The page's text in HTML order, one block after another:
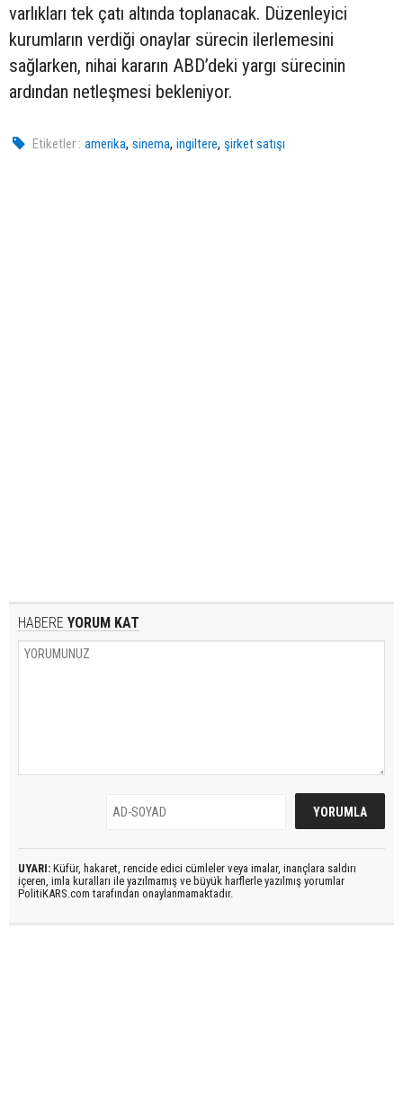
varlıkları tek çatı altında toplanacak. Düzenleyici
kurumların verdiği onaylar sürecin ilerlemesini
sağlarken, nihai kararın ABD’deki yargı sürecinin
ardından netleşmesi bekleniyor.
Etiketler : amerika,sinema,ingiltere,şirket satışı
HABERE YORUM KAT
UYARI: Küfür, hakaret, rencide edici cümleler veya imalar, inançlara saldırı
içeren, imla kuralları ile yazılmamış ve büyük harflerle yazılmış yorumlar
PolitiKARS.com tarafından onaylanmamaktadır.